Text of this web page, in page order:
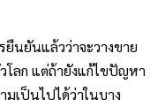
ยืนยันแล้วว่าจะวางขาย
ลก แต่ถ้ายังแก้ไขปัญหา
มเป็นไปได้ว่าในบาง